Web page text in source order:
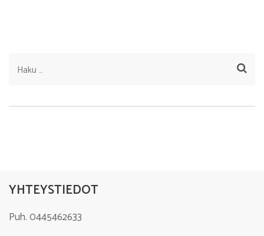
Haku:
YHTEYSTIEDOT
Puh. 0445462633